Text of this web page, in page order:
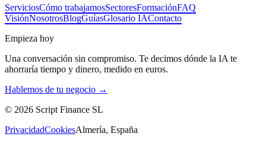
ServiciosCómo trabajamosSectoresFormaciónFAQ
VisiónNosotrosBlogGuíasGlosario IAContacto
Empieza hoy
Una conversación sin compromiso. Te decimos dónde la IA te
ahorraría tiempo y dinero, medido en euros.
Hablemos de tu negocio →
© 2026 Script Finance SL
PrivacidadCookiesAlmería, España